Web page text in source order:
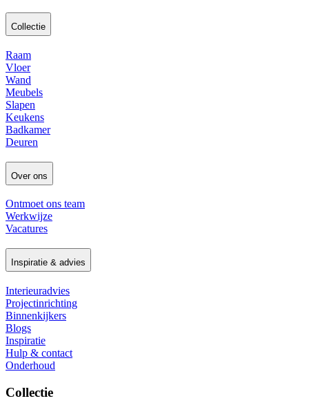
Collectie
Raam
Vloer
Wand
Meubels
Slapen
Keukens
Badkamer
Deuren
Over ons
Ontmoet ons team
Werkwijze
Vacatures
Inspiratie & advies
Interieuradvies
Projectinrichting
Binnenkijkers
Blogs
Inspiratie
Hulp & contact
Onderhoud
Collectie